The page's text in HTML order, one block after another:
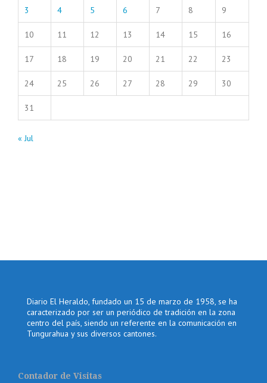
3 4 5 6 7 8 9
10 11 12 13 14 15 16
17 18 19 20 21 22 23
24 25 26 27 28 29 30
31
« Jul
Diario El Heraldo, fundado un 15 de marzo de 1958, se ha
caracterizado por ser un periódico de tradición en la zona
centro del país, siendo un referente en la comunicación en
Tungurahua y sus diversos cantones.
Contador de Visitas